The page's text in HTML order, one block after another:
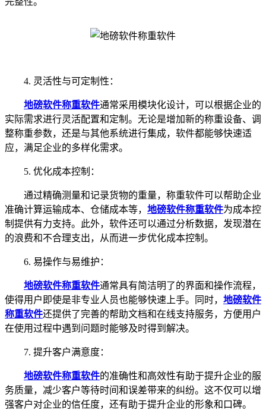
4. 灵活性与可定制性：
地磅软件称重软件通常采用模块化设计，可以根据企业的
实际需求进行灵活配置和定制。无论是增加新的称重设备、调
整称重参数，还是与其他系统进行集成，软件都能够快速适
应，满足企业的多样化需求。
5. 优化成本控制：
通过精确测量和记录货物的重量，称重软件可以帮助企业
准确计算运输成本、仓储成本等， 地磅软件称重软件为成本控
制提供有力支持。此外，软件还可以通过分析数据，发现潜在
的浪费和不合理支出，从而进一步优化成本控制。
6. 易操作与易维护：
地磅软件称重软件通常具有简洁明了的界面和操作流程，
使得用户即使是非专业人员也能够快速上手。同时， 地磅软件
称重软件还提供了完善的帮助文档和在线支持服务，方便用户
在使用过程中遇到问题时能够及时得到解决。
7. 提升客户满意度：
地磅软件称重软件的准确性和高效性有助于提升企业的服
务质量，减少客户等待时间和误差带来的纠纷。这不仅可以增
强客户对企业的信任度，还有助于提升企业的形象和口碑。